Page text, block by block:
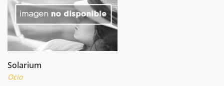
Solarium
Ocio